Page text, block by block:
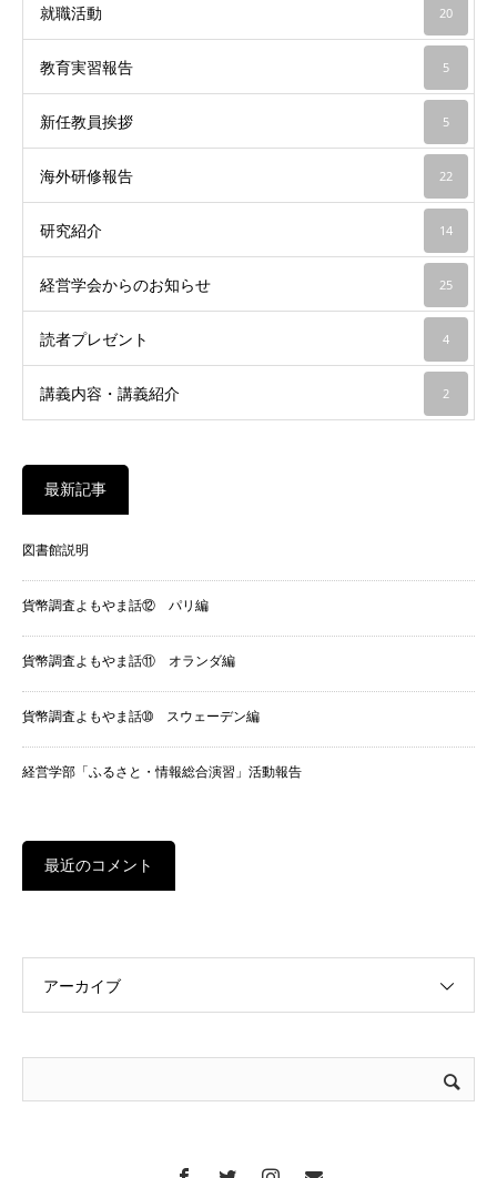
就職活動 20
教育実習報告 5
新任教員挨拶 5
海外研修報告 22
研究紹介 14
経営学会からのお知らせ 25
読者プレゼント 4
講義内容・講義紹介 2
最新記事
図書館説明
貨幣調査よもやま話⑫ パリ編
貨幣調査よもやま話⑪ オランダ編
貨幣調査よもやま話➉ スウェーデン編
経営学部「ふるさと・情報総合演習」活動報告
最近のコメント
アーカイブ